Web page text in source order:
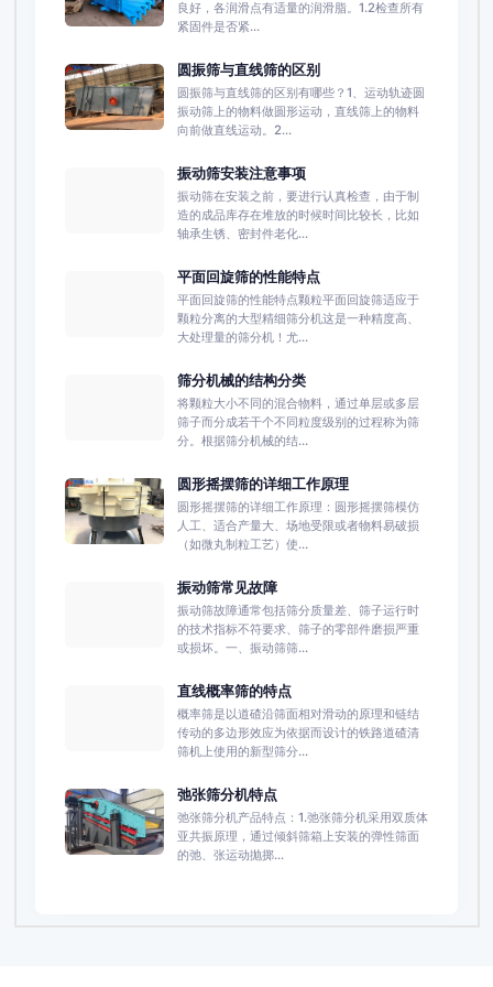
良好，各润滑点有适量的润滑脂。1.2检查所有
紧固件是否紧...
圆振筛与直线筛的区别
圆振筛与直线筛的区别有哪些？1、运动轨迹圆
振动筛上的物料做圆形运动，直线筛上的物料
向前做直线运动。2...
振动筛安装注意事项
振动筛在安装之前，要进行认真检查，由于制
造的成品库存在堆放的时候时间比较长，比如
轴承生锈、密封件老化...
平面回旋筛的性能特点
平面回旋筛的性能特点颗粒平面回旋筛适应于
颗粒分离的大型精细筛分机这是一种精度高、
大处理量的筛分机！尤...
筛分机械的结构分类
将颗粒大小不同的混合物料，通过单层或多层
筛子而分成若干个不同粒度级别的过程称为筛
分。根据筛分机械的结...
圆形摇摆筛的详细工作原理
圆形摇摆筛的详细工作原理：圆形摇摆筛模仿
人工、适合产量大、场地受限或者物料易破损
（如微丸制粒工艺）使...
振动筛常见故障
振动筛故障通常包括筛分质量差、筛子运行时
的技术指标不符要求、筛子的零部件磨损严重
或损坏。一、振动筛筛...
直线概率筛的特点
概率筛是以道碴沿筛面相对滑动的原理和链结
传动的多边形效应为依据而设计的铁路道碴清
筛机上使用的新型筛分...
弛张筛分机特点
弛张筛分机产品特点：1.弛张筛分机采用双质体
亚共振原理，通过倾斜筛箱上安装的弹性筛面
的弛、张运动抛掷...